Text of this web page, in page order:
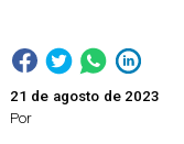
Por
21 de agosto de 2023